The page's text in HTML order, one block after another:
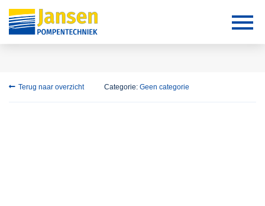
Terug naar overzicht Categorie: Geen categorie